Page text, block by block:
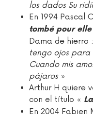
los dados Su
En 1994 Pascal
tombé pour elle
Dama de hierro
tengo ojos para
Cuando mis
pájaros »
Arthur H quiere
con el título «
En 2004